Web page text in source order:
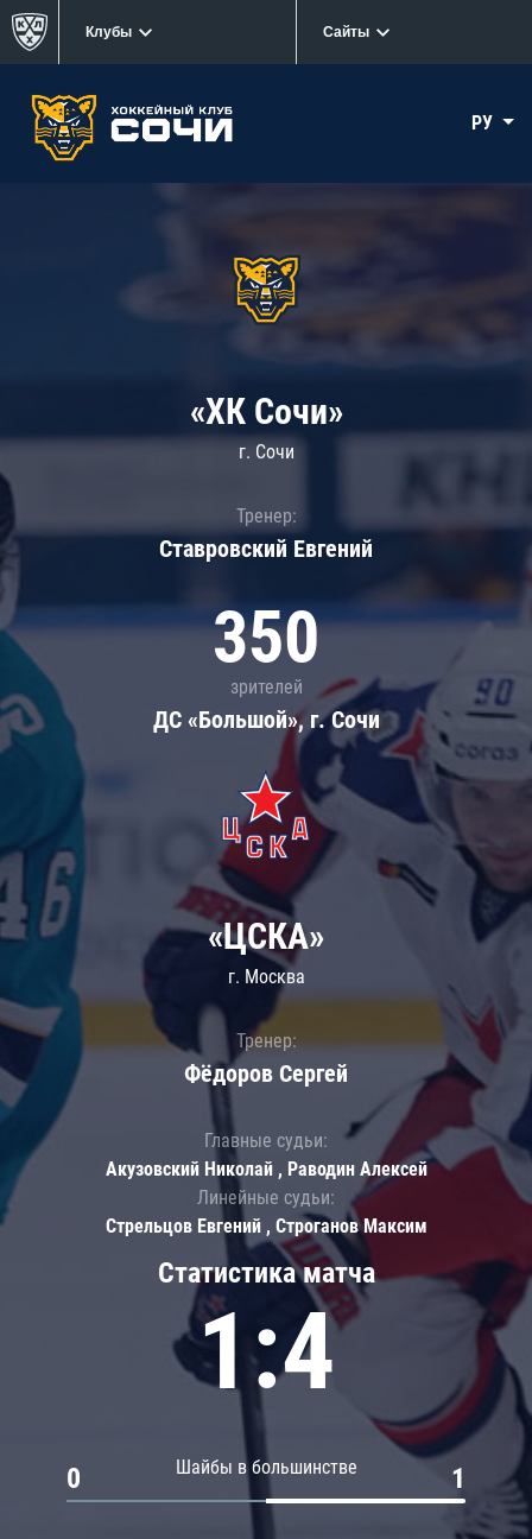
Клубы Сайты
РУ
«ХК Сочи»
г. Сочи
Тренер:
Ставровский Евгений
350
зрителей
ДС «Большой», г. Сочи
Статистика матча
1:4
Шайбы в большинстве
0 1
«ЦСКА»
г. Москва
Тренер:
Фёдоров Сергей
Главные судьи:
Акузовский Николай , Раводин Алексей
Линейные судьи:
Стрельцов Евгений , Строганов Максим